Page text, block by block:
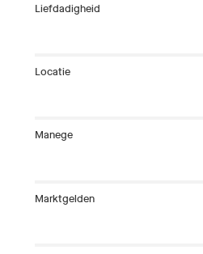
Liefdadigheid
Locatie
Manege
Marktgelden